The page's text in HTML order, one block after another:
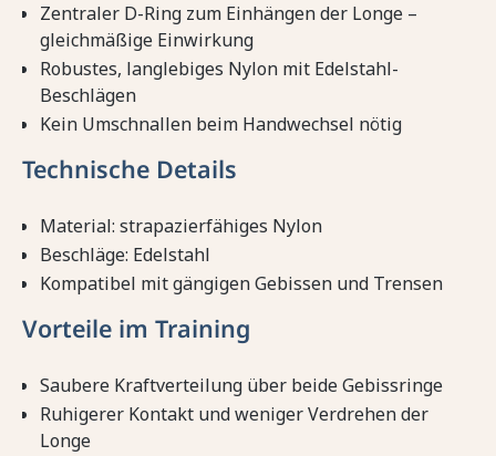
Zentraler D-Ring zum Einhängen der Longe –
gleichmäßige Einwirkung
Robustes, langlebiges Nylon mit Edelstahl-
Beschlägen
Kein Umschnallen beim Handwechsel nötig
Technische Details
Material: strapazierfähiges Nylon
Beschläge: Edelstahl
Kompatibel mit gängigen Gebissen und Trensen
Vorteile im Training
Saubere Kraftverteilung über beide Gebissringe
Ruhigerer Kontakt und weniger Verdrehen der
Longe